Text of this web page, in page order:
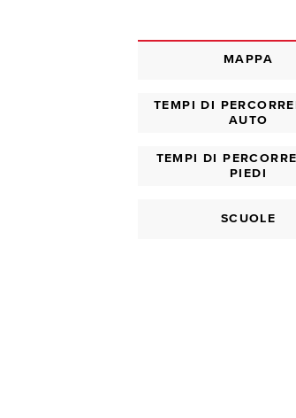
MAPPA
TEMPI DI
AUTO
TEMPI DI
PIEDI
SCUOLE